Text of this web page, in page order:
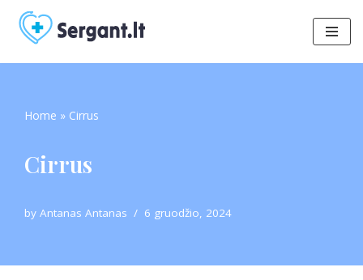
Skip
to
Home » Cirrus
Cirrus
by Antanas Antanas 6 gruodžio, 2024